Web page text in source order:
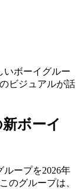
いボーイグルー
ビジュアルが話
ボーイ
ープを2026年
のグループは、